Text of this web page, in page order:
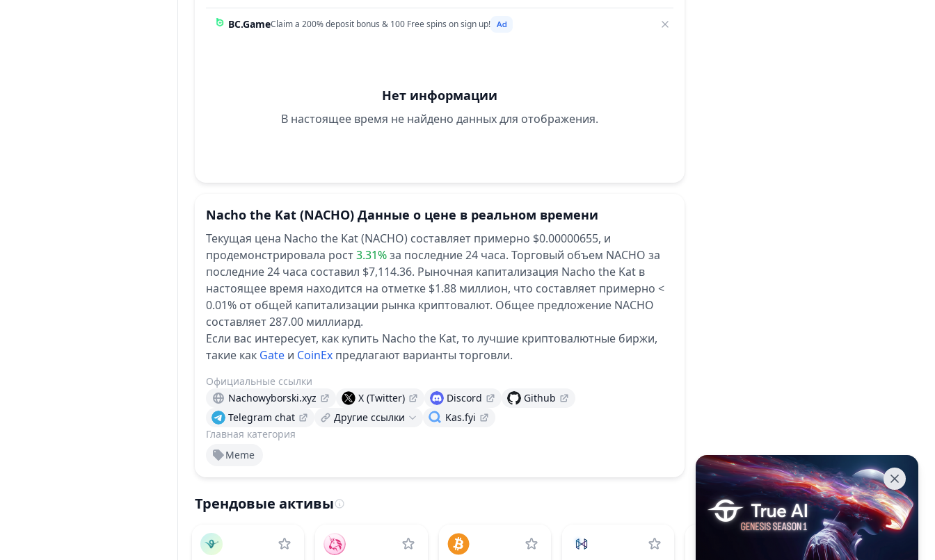
BC.GameClaim a 200% deposit bonus & 100 Free spins on sign up!
Нет информации
В настоящее время не найдено данных для отображения.
Nacho the Kat (NACHO) Данные о цене в реальном времени
Текущая цена Nacho the Kat (NACHO) составляет примерно $0.00000655, и
продемонстрировала рост3.31%за последние 24 часа. Торговый объем NACHO за
последние 24 часа составил $7,114.36. Рыночная капитализация Nacho the Kat в
настоящее время находится на отметке $1.88 миллион, что составляет примерно <
0.01% от общей капитализации рынка криптовалют. Общее предложение NACHO
составляет 287.00 миллиард.
Если вас интересует, как купить Nacho the Kat, то лучшие криптовалютные биржи,
такие как Gate и CoinEx предлагают варианты торговли.
Главная категория
Meme
Официальные ссылки
Nachowyborski.xyz
X (Twitter) Discord
Github
Telegram chat
Другие ссылки Kas.fyi
Трендовые активы